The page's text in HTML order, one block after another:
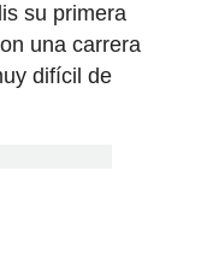
su primera
una carrera
difícil de